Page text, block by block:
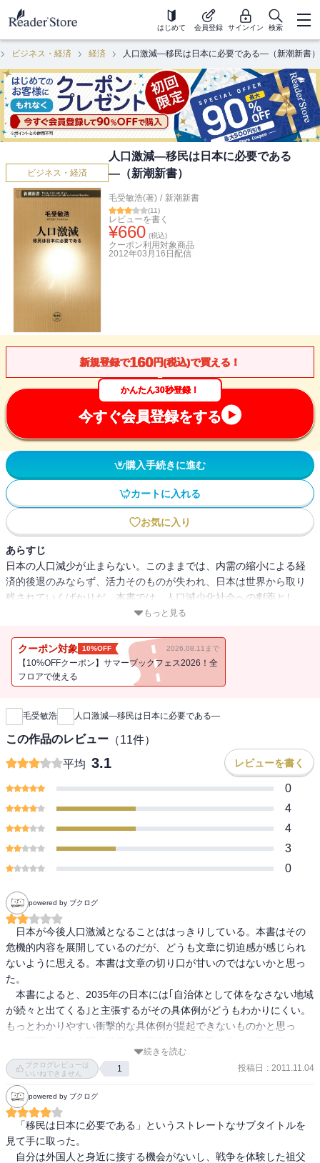
はじめて 会員登録 サインイン 検索
ビジネス・経済 経済 人口激減―移民は日本に必要である―（新潮新書）
ビジネス・経済
人口激減―移民は日本に必要である
―（新潮新書）
毛受敏浩(著) / 新潮新書
(11)
レビューを書く
¥660 (税込)
クーポン利用対象商品
2012年03月16日 配信
新規登録で160円(税込)で買える！
かんたん30秒登録！
今すぐ会員登録をする
購入手続きに進む
カートに入れる
お気に入り
あらすじ
日本の人口減少が止まらない。このままでは、内需の縮小による経
済的後退のみならず、活力そのものが失われ、日本は世界から取り
残されていくばかりだ。本書では、人口減少化社会への劇薬とし
て、移民受入れを議論する。彼らの労働力や「多文化パワー」を最
証。はたして移民は、“救世主”となるのか。国際交流のスペシャリス
トによる、新しい日本再生論。
もっと見る
クーポン対象 10%OFF 2026.08.11まで
【10%OFFクーポン】サマーブックフェス2026！全
フロアで使える
新刊通知
毛受敏浩 人口激減―移民は日本に必要である―
この作品のレビュー （11件）
平均 3.1 レビューを書く
0
4
4
3
0
powered by ブクログ
日本が今後人口激減となることははっきりしている。本書はその
危機的内容を展開しているのだが、どうも文章に切迫感が感じられ
ないように思える。本書は文章の切り口が甘いのではないかと思っ
た。
本書によると、2035年の日本には｢自治体として体をなさない地域
が続々と出てくる｣と主張するがその具体例がどうもわかりにくい。
もっとわかりやすい衝撃的な具体例が提起できないものかと思っ
れなりに網羅されているのだが、どれも迫力不足。
本書を読んで思ったことは、人口激減は日本社会が抱える大きな
問題だと思うし、移民が必要だということは理性的にはわかる。ま
た、日本には他に選択肢がないこともわかる。しかし、この内容で
は、それを説得するにはあまりにも迫力不足だとしか言いようが無
い。せっかく豊富なデータを持っているのだから、それをもっと生
かして衝撃的な訴えをしてもらいたいものである。
続きを読む
ブクログレビューは
いいねできません
1 投稿日 : 2011.11.04
powered by ブクログ
「移民は日本に必要である」というストレートなサブタイトルを
見て手に取った。
自分は外国人と身近に接する機会がないし、戦争を体験した祖父